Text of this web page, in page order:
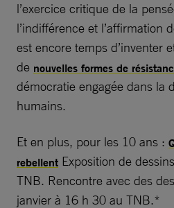
l’exercice critique de la
l’indifférence et l’affirmation
est encore temps d’inventer
de nouvelles formes de
démocratie engagée dans la
humains.
Et en plus, pour les 10 ans :
rebellent Exposition de
TNB. Rencontre avec des
janvier à 16 h 30 au TNB.*